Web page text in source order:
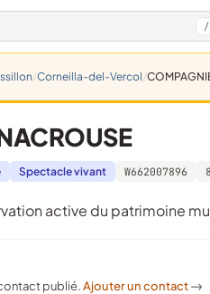
/
Corneilla-del-Vercol
Spectacle vivant W662007896
active du patrimoine
publié.Ajouter un contact ->